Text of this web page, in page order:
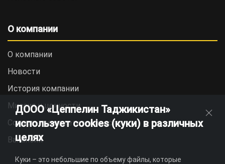
О компании
О компании
Новости
История компании
Миссия и ценности
Социальная ответственность
Вакансии
ДООО «Цеппелин Таджикистан»
использует cookies (куки) в различных
целях
Куки – это небольшие по объему файлы, которые